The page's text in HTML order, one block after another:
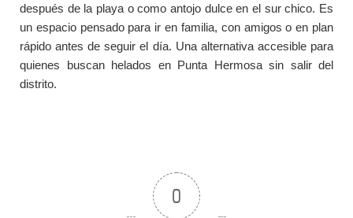
después de la playa o como antojo dulce en el sur chico. Es
un espacio pensado para ir en familia, con amigos o en plan
rápido antes de seguir el día. Una alternativa accesible para
quienes buscan helados en Punta Hermosa sin salir del
distrito.
0